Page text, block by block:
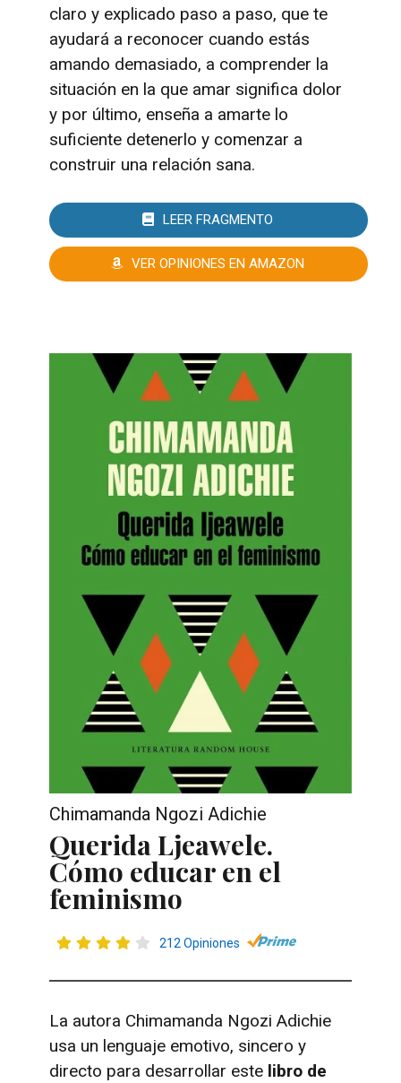
claro y explicado paso a paso, que te
ayudará a reconocer cuando estás
amando demasiado, a comprender la
situación en la que amar significa dolor
y por último, enseña a amarte lo
suficiente detenerlo y comenzar a
construir una relación sana.
LEER FRAGMENTO
VER OPINIONES EN AMAZON
Chimamanda Ngozi Adichie
Querida Ljeawele.
Cómo educar en el
feminismo
212 Opiniones
La autora Chimamanda Ngozi Adichie
usa un lenguaje emotivo, sincero y
directo para desarrollar este libro de